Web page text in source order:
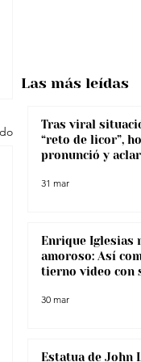
Tras viral
“reto de licor”,
pronunció y
31 mar
Enrique Iglesias
amoroso: Así
tierno video con
30 mar
Estatua de John
Las más leídas